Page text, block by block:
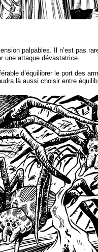
palpables. Il n’est pas
une attaque dévastatrice.
d’équilibrer le port des
là aussi choisir entre